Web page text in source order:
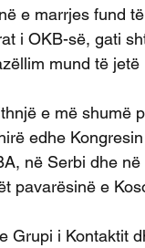
e marrjes fund
i OKB-së, gati
mund të
e më shumë
edhe
në Serbi dhe
pavarësinë e
Grupi i Kontaktit